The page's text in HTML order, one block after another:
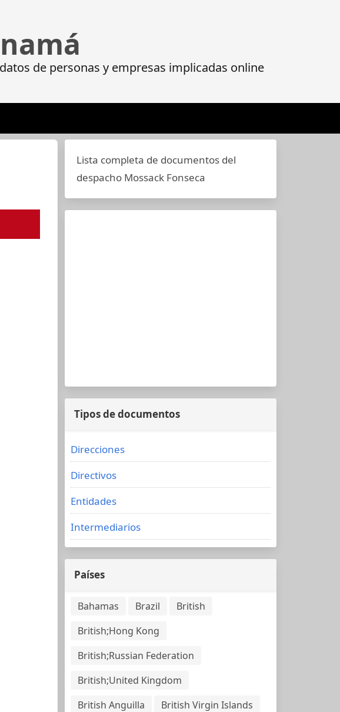
de personas y empresas implicadas online
Lista completa de documentos del
despacho Mossack Fonseca
Tipos de documentos
Direcciones
Directivos
Entidades
Intermediarios
Países
Bahamas Brazil
British
British;Hong Kong
British;Russian Federation
British;United Kingdom
British Anguilla
British Virgin Islands